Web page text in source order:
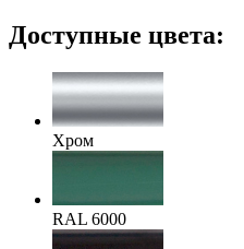
Доступные цвета:
Хром
RAL 6000